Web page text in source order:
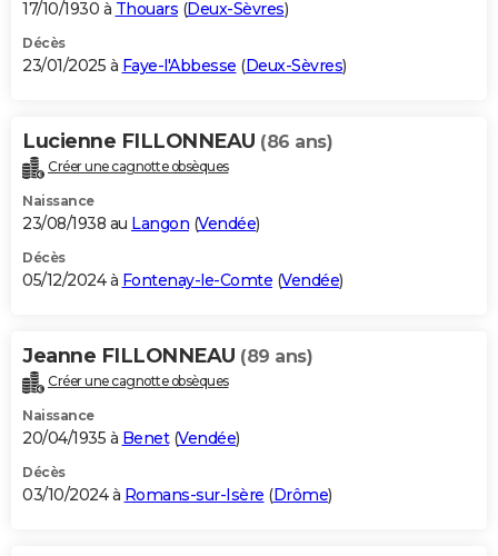
17/10/1930 à Thouars (Deux-Sèvres)
Décès
23/01/2025 à Faye-l'Abbesse (Deux-Sèvres)
Lucienne FILLONNEAU (86 ans)
Créer une cagnotte obsèques
Naissance
23/08/1938 au Langon (Vendée)
Décès
05/12/2024 à Fontenay-le-Comte (Vendée)
Jeanne FILLONNEAU (89 ans)
Créer une cagnotte obsèques
Naissance
20/04/1935 à Benet(Vendée)
Décès
03/10/2024 à Romans-sur-Isère (Drôme)